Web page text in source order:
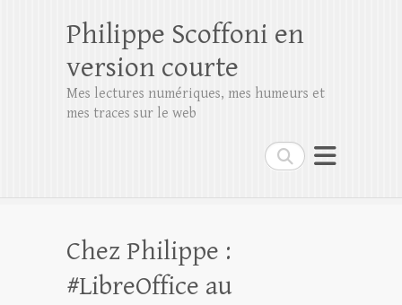
Rechercher
Philippe Scoffoni en
version courte
Mes lectures numériques, mes humeurs et
mes traces sur le web
Chez Philippe :
#LibreOffice au